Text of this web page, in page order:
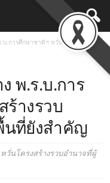
บ.การศึกษาชาติฯ หวั่นโครงสร้างรวบ
พ.ร.บ.การ
างรวบ
นที่ยังสำคัญ
วั่นโครงสร้างรวบอำนาจที่ผู้